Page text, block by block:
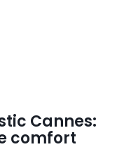
Cannes:
comfort